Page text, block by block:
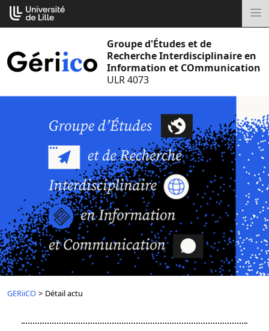
Aller
au
Groupe d'Études et de
Recherche Interdisciplinaire en
Information et COmmunication
ULR 4073
GERiiCO > Détail actu
Cookies management panel